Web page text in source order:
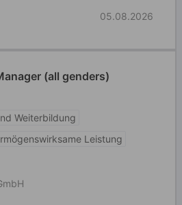
05.08.2026
(all genders)
Weiterbildung
Leistung